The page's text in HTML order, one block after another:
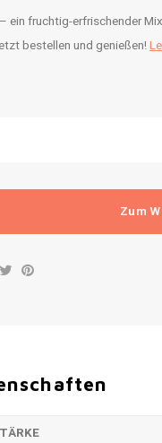
ein fruchtig-erfrischender
bestellen und genießen!
Zum